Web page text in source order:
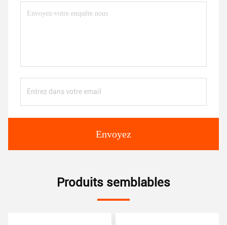
Envoyez
Produits semblables